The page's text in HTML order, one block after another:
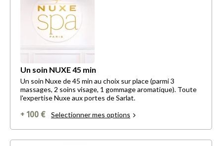
Un soin NUXE 45 min
Un soin Nuxe de 45 min au choix sur place (parmi 3
massages, 2 soins visage, 1 gommage aromatique). Toute
l'expertise Nuxe aux portes de Sarlat.
+ 100 € Selectionner mes options